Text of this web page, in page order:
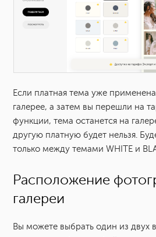
Если платная тема уже
галерее, а затем вы перешли на
функции, тема останется на
другую платную будет нельзя.
только между темами WHITE и
Расположение
галереи
Вы можете выбрать один из двух